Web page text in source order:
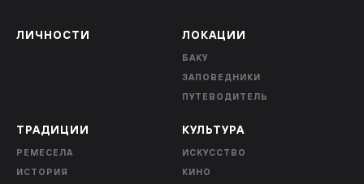
ЛИЧНОСТИ ЛОКАЦИИ
БАКУ
ЗАПОВЕДНИКИ
ПУТЕВОДИТЕЛЬ
ТРАДИЦИИ
РЕМЕСЕЛА
ИСТОРИЯ
КУЛЬТУРА
ИСКУССТВО
КИНО